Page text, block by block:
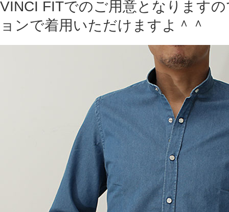
VINCI FITでのご用意となります
ョンで着用いただけますよ＾＾